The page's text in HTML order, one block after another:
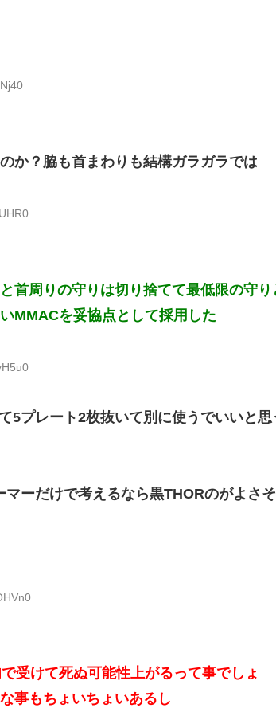
か？脇も首まわりも結構ガラガラでは
首周りの守りは切り捨てて最低限の守
MMACを妥協点として採用した
5プレート2枚抜いて別に使うでいいと思
マーだけで考えるなら黒THORのがよさ
受けて死ぬ可能性上がるって事でしょ
事もちょいちょいあるし